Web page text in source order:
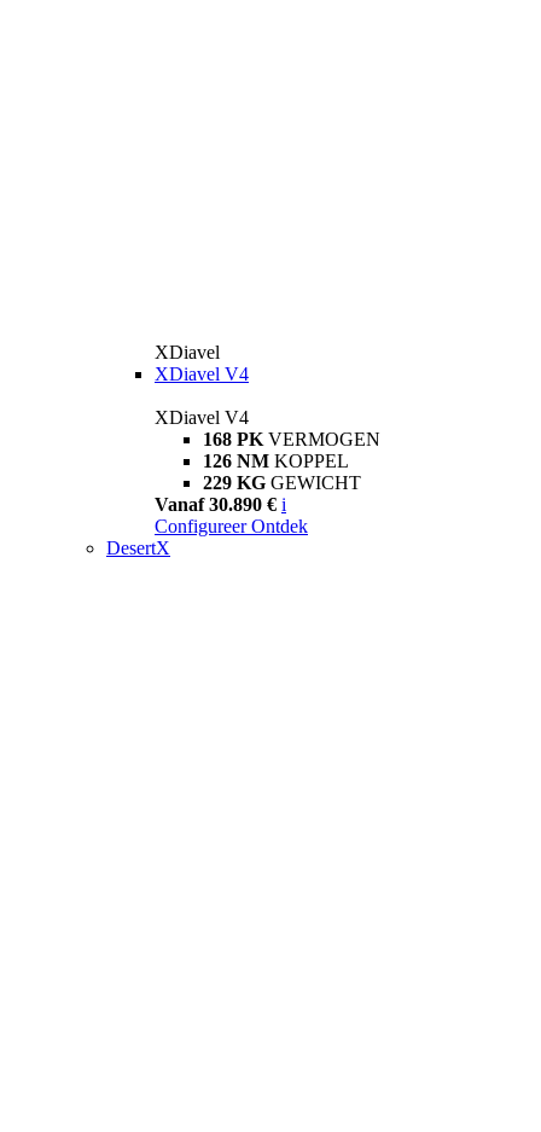
XDiavel
XDiavel V4
XDiavel V4
168 PK VERMOGEN
126 NM KOPPEL
229 KG GEWICHT
Vanaf 30.890 € i
Configureer Ontdek
DesertX